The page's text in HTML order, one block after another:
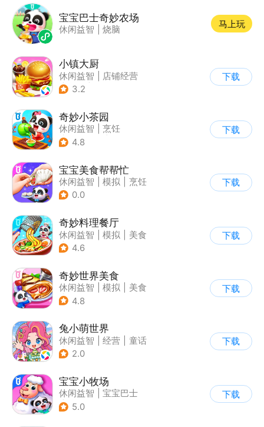
宝宝巴士奇妙农场
休闲益智 烧脑
马上玩
小镇大厨
休闲益智
店铺经营
| 美食
3.2
下载
奇妙小茶园
休闲益智
烹饪
| 宝宝巴士
4.8
下载
宝宝美食帮帮忙
休闲益智 模拟
烹饪
| 宝宝巴士
0.0
下载
奇妙料理餐厅
休闲益智 模拟
美食
| 宝宝巴士
4.6
下载
奇妙世界美食
休闲益智 模拟
美食
| 宝宝巴士
4.8
下载
兔小萌世界
休闲益智 经营
童话
| 捏脸
2.0
下载
宝宝小牧场
休闲益智
宝宝巴士
| 学习教育
5.0
下载